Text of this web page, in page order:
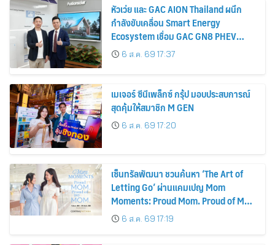
หัวเว่ย และ GAC AION Thailand ผนึก
กำลังขับเคลื่อน Smart Energy
Ecosystem เชื่อม GAC GN8 PHEV
รถยนต์ MPV ระดับพรีเมียม เข้ากับ
พลังงานแสงอาทิตย์ภายในบ้าน
6 ส.ค. 69 17:37
เมเจอร์ ซีนีเพล็กซ์ กรุ้ป มอบประสบการณ์
สุดคุ้มให้สมาชิก M GEN
6 ส.ค. 69 17:20
เซ็นทรัลพัฒนา ชวนค้นหา ‘The Art of
Letting Go’ ผ่านแคมเปญ Mom
Moments: Proud Mom. Proud of My
Mom.6 ส.ค. 69 17:19